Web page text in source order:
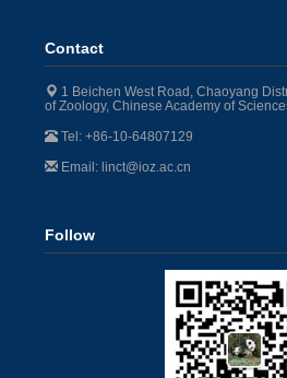
Contact
1 Beichen West Road, Chaoyang
of Zoology, Chinese Academy of
Tel: +86-10-64807129
Email: linct@ioz.ac.cn
Follow